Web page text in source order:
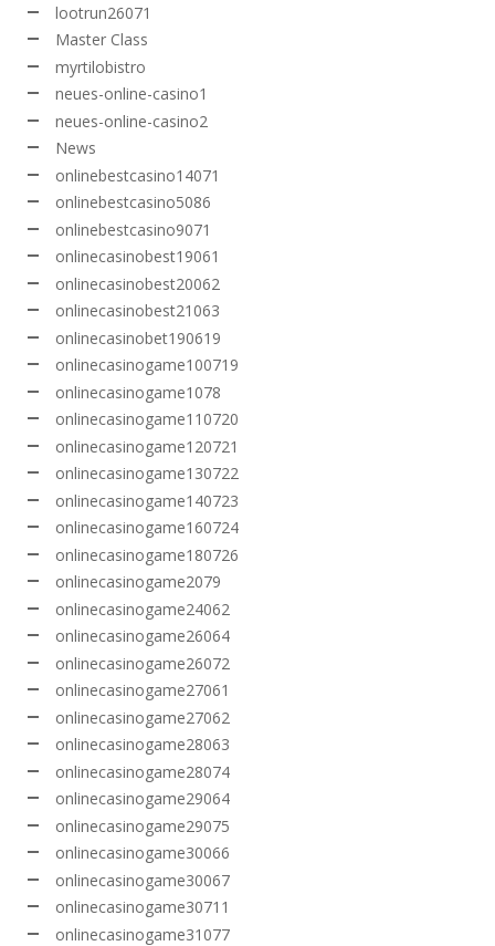
lootrun26071
Master Class
myrtilobistro
neues-online-casino1
neues-online-casino2
News
onlinebestcasino14071
onlinebestcasino5086
onlinebestcasino9071
onlinecasinobest19061
onlinecasinobest20062
onlinecasinobest21063
onlinecasinobet190619
onlinecasinogame100719
onlinecasinogame1078
onlinecasinogame110720
onlinecasinogame120721
onlinecasinogame130722
onlinecasinogame140723
onlinecasinogame160724
onlinecasinogame180726
onlinecasinogame2079
onlinecasinogame24062
onlinecasinogame26064
onlinecasinogame26072
onlinecasinogame27061
onlinecasinogame27062
onlinecasinogame28063
onlinecasinogame28074
onlinecasinogame29064
onlinecasinogame29075
onlinecasinogame30066
onlinecasinogame30067
onlinecasinogame30711
onlinecasinogame31077